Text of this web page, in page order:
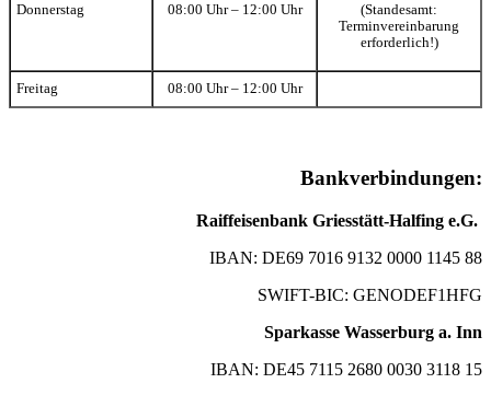
Donnerstag 08:00 Uhr – 12:00 Uhr
(Standesamt:
Terminvereinbarung
erforderlich!)
Freitag 08:00 Uhr – 12:00 Uhr
Bankverbindungen:
Raiffeisenbank Griesstätt-Halfing e.G.
IBAN: DE69 7016 9132 0000 1145 88
SWIFT-BIC: GENODEF1HFG
Sparkasse Wasserburg a. Inn
IBAN: DE45 7115 2680 0030 3118 15